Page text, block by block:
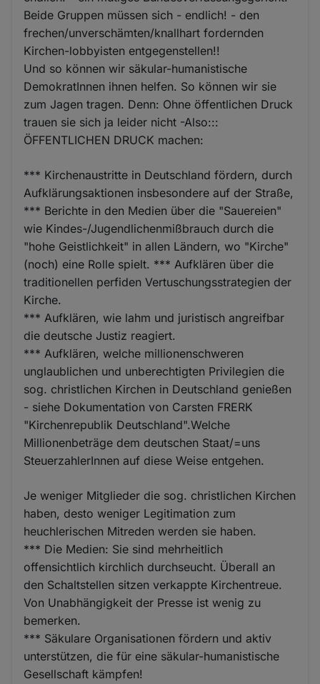
Beide Gruppen müssen sich - endlich! - den
frechen/unverschämten/knallhart fordernden
Kirchen-lobbyisten entgegenstellen!!
Und so können wir säkular-humanistische
DemokratInnen ihnen helfen. So können wir sie
zum Jagen tragen. Denn: Ohne öffentlichen Druck
trauen sie sich ja leider nicht -Also:::
ÖFFENTLICHEN DRUCK machen:
*** Kirchenaustritte in Deutschland fördern, durch
Aufklärungsaktionen insbesondere auf der Straße,
*** Berichte in den Medien über die "Sauereien"
wie Kindes-/Jugendlichenmißbrauch durch die
"hohe Geistlichkeit" in allen Ländern, wo "Kirche"
(noch) eine Rolle spielt. *** Aufklären über die
traditionellen perfiden Vertuschungsstrategien der
Kirche.
*** Aufklären, wie lahm und juristisch angreifbar
die deutsche Justiz reagiert.
*** Aufklären, welche millionenschweren
unglaublichen und unberechtigten Privilegien die
sog. christlichen Kirchen in Deutschland genießen
- siehe Dokumentation von Carsten FRERK
"Kirchenrepublik Deutschland".Welche
Millionenbeträge dem deutschen Staat/=uns
SteuerzahlerInnen auf diese Weise entgehen.
Je weniger Mitglieder die sog. christlichen Kirchen
haben, desto weniger Legitimation zum
heuchlerischen Mitreden werden sie haben.
*** Die Medien: Sie sind mehrheitlich
offensichtlich kirchlich durchseucht. Überall an
den Schaltstellen sitzen verkappte Kirchentreue.
Von Unabhängigkeit der Presse ist wenig zu
bemerken.
*** Säkulare Organisationen fördern und aktiv
unterstützen, die für eine säkular-humanistische
Gesellschaft kämpfen!